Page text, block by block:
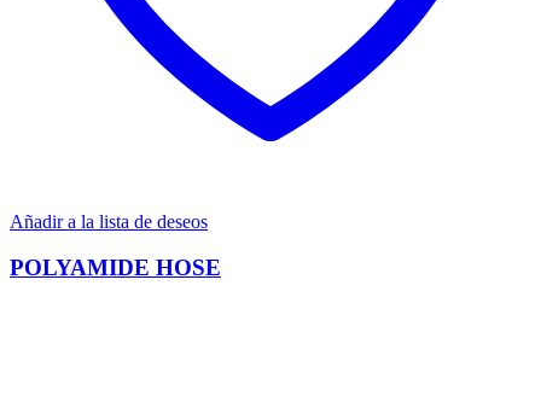
Añadir a la lista de deseos
POLYAMIDE HOSE